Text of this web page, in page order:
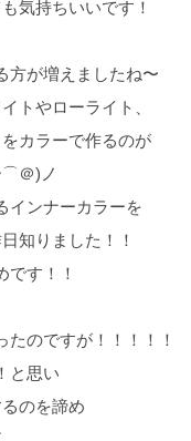
気持ちいいです！
方が増えましたね〜
トやローライト、
カラーで作るのが
⌒＠)ノ
インナーカラーを
知りました！！
です！！
のですが！！！！！
と思い
のを諦め